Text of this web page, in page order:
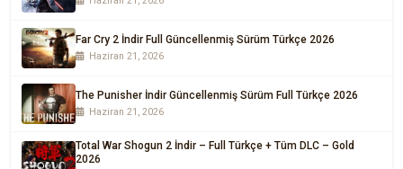
Far Cry 2 İndir Full Güncellenmiş Sürüm Türkçe 2026
Haziran 21, 2026
The Punisher İndir Güncellenmiş Sürüm Full Türkçe 2026
Haziran 21, 2026
Total War Shogun 2 İndir – Full Türkçe + Tüm DLC – Gold
2026